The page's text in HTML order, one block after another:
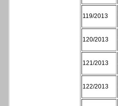
119/2013
120/2013
121/2013
122/2013